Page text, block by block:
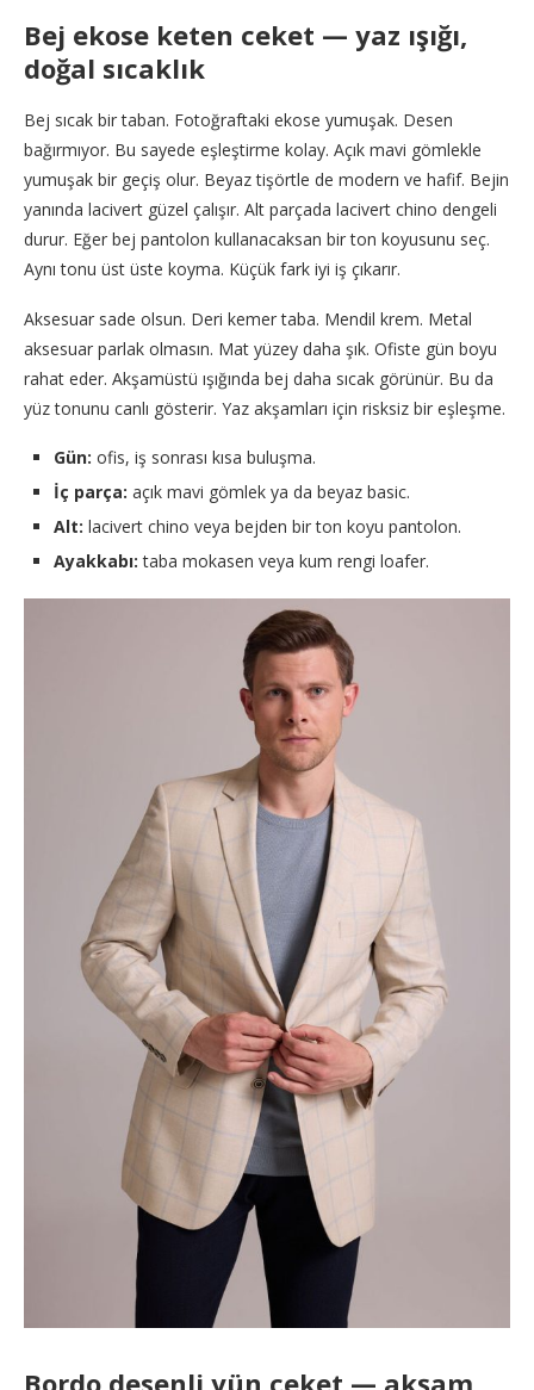
Bej ekose keten ceket — yaz ışığı,
doğal sıcaklık
Bej sıcak bir taban. Fotoğraftaki ekose yumuşak. Desen
bağırmıyor. Bu sayede eşleştirme kolay. Açık mavi gömlekle
yumuşak bir geçiş olur. Beyaz tişörtle de modern ve hafif. Bejin
yanında lacivert güzel çalışır. Alt parçada lacivert chino dengeli
durur. Eğer bej pantolon kullanacaksan bir ton koyusunu seç.
Aynı tonu üst üste koyma. Küçük fark iyi iş çıkarır.
Aksesuar sade olsun. Deri kemer taba. Mendil krem. Metal
aksesuar parlak olmasın. Mat yüzey daha şık. Ofiste gün boyu
rahat eder. Akşamüstü ışığında bej daha sıcak görünür. Bu da
yüz tonunu canlı gösterir. Yaz akşamları için risksiz bir eşleşme.
Gün: ofis, iş sonrası kısa buluşma.
İç parça: açık mavi gömlek ya da beyaz basic.
Alt: lacivert chino veya bejden bir ton koyu pantolon.
Ayakkabı: taba mokasen veya kum rengi loafer.